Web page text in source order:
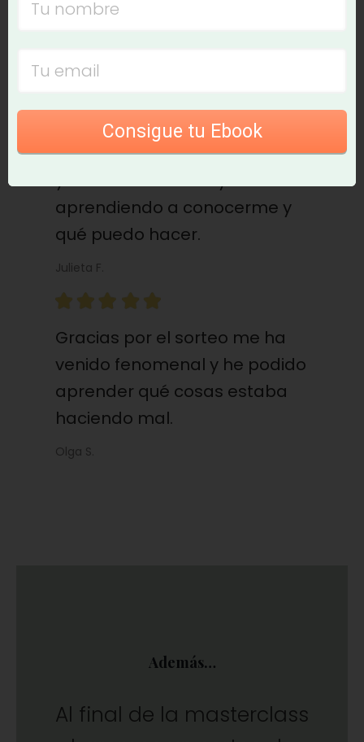
Fue una clase muy interesante
y me he sentido muy bien
aprendiendo a conocerme y
qué puedo hacer.
Julieta F.
Gracias por el sorteo me ha
venido fenomenal y he podido
aprender qué cosas estaba
haciendo mal.
Olga S.
Además…
Al final de la masterclass
Consigue tu Ebook